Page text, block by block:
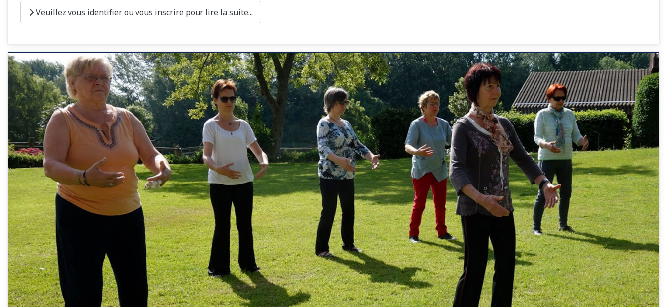
Veuillez vous identifier ou vous inscrire pour lire la suite...